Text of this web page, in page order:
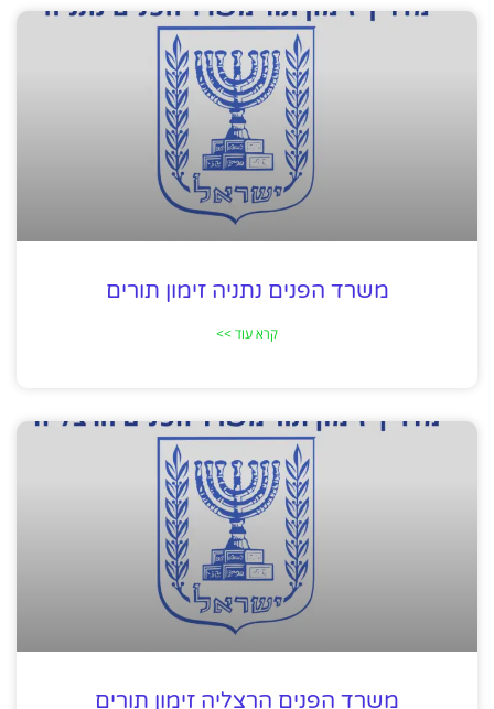
משרד הפנים נתניה זימון תורים
קרא עוד >>
משרד הפנים הרצליה זימון תורים